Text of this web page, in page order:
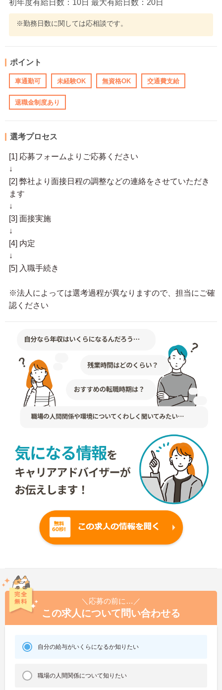
初年度有給日数：10日 最大有給日数：20日
※勤務日数に関しては応相談です。
ポイント
車通勤可 未経験OK 無資格OK 交通費支給
退職金制度あり
選考プロセス
[1] 応募フォームよりご応募ください
↓
[2] 弊社より面接日程の調整などの連絡をさせていただき
ます
↓
[3] 面接実施
↓
[4] 内定
↓
[5] 入職手続き
※法人によっては選考過程が異なりますので、担当にご確
認ください
＼応募の前に…／
この求人について問い合わせる
自分の給与がいくらになるか知りたい
職場の人間関係について知りたい